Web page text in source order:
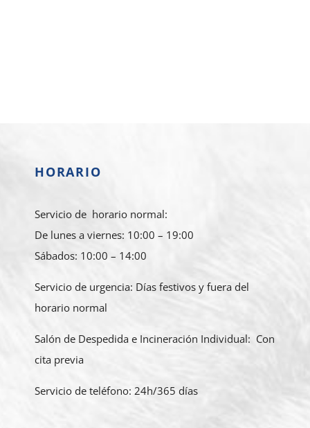
HORARIO
Servicio de horario normal:
De lunes a viernes: 10:00 – 19:00
Sábados: 10:00 – 14:00
Servicio de urgencia: Días festivos y fuera del
horario normal
Salón de Despedida e Incineración Individual: Con
cita previa
Servicio de teléfono: 24h/365 días